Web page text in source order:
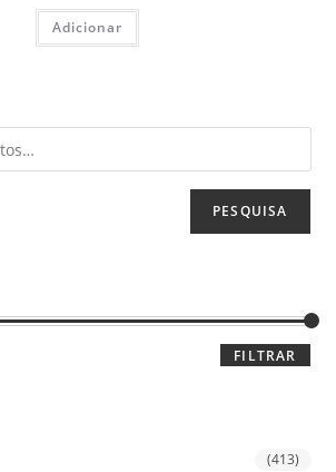
Adicionar
PESQUISA
FILTRAR
(413)